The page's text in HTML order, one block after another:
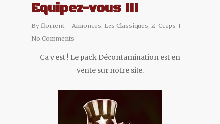
Equipez-vous !!!
By florrent Annonces, Les Classiques, Z-Corps
No Comments
Ça y est ! Le pack Décontamination est en
vente sur notre site.